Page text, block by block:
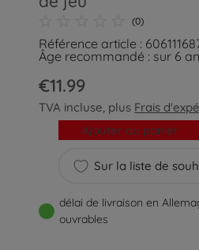
(0)
Référence article :
Âge recommandé : sur 6
€11.99
TVA incluse, plus Frais
Sur la liste de
Ajouter au panier
délai de livraison en
ouvrables